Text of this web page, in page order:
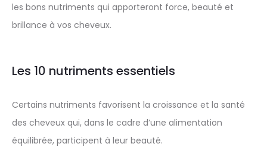
les bons nutriments qui apporteront force, beauté et
brillance à vos cheveux.
Les 10 nutriments essentiels
Certains nutriments favorisent la croissance et la santé
des cheveux qui, dans le cadre d’une alimentation
équilibrée, participent à leur beauté.